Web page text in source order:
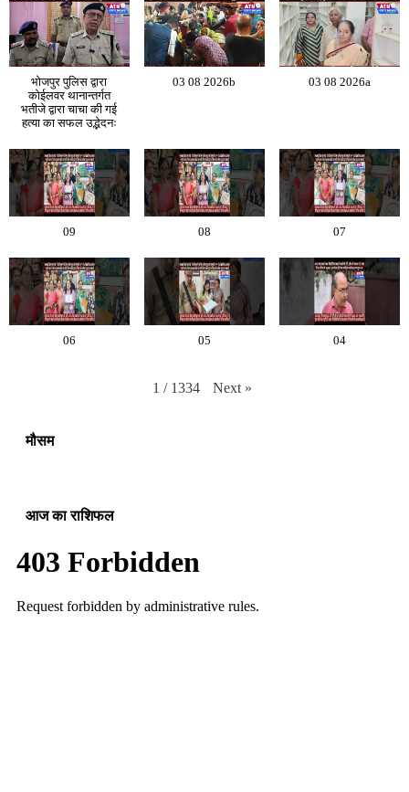
भोजपुर पुलिस द्वारा
कोईलवर थानान्तर्गत
भतीजे द्वारा चाचा की गई
हत्या का सफल उद्भेदनः
03 08 2026b 03 08 2026a
09 08 07
06 05 04
1 / 1334 Next »
मौसम
आज का राशिफल